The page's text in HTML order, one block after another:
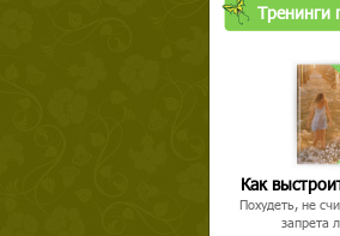
Тренинги
Как
Похудеть, не
запрета